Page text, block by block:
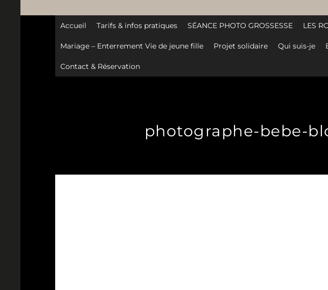
Accueil Tarifs & infos pratiques SÉANCE PHOTO GROSSESSE LES
Mariage – Enterrement Vie de jeune fille Projet solidaire Qui suis-je
Contact & Réservation
photographe-bebe-